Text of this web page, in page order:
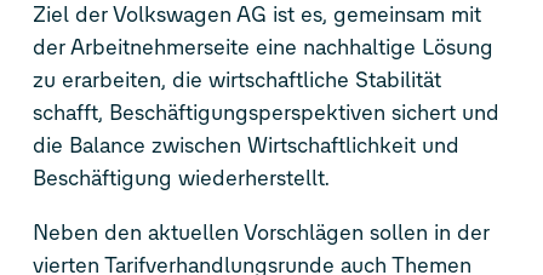
Ziel der Volkswagen AG ist es, gemeinsam mit
der Arbeitnehmerseite eine nachhaltige Lösung
zu erarbeiten, die wirtschaftliche Stabilität
schafft, Beschäftigungsperspektiven sichert und
die Balance zwischen Wirtschaftlichkeit und
Beschäftigung wiederherstellt.
Neben den aktuellen Vorschlägen sollen in der
vierten Tarifverhandlungsrunde auch Themen